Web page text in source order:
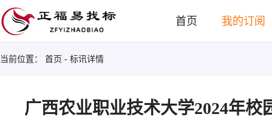
首页 我的订阅
当前位置： 首页 - 标讯详情
广西农业职业技术大学2024年